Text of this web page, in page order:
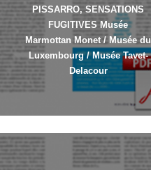
PISSARRO, SENSATIONS
FUGITIVES Musée
Marmottan Monet / Musée du
Luxembourg / Musée Tavet-
Delacour